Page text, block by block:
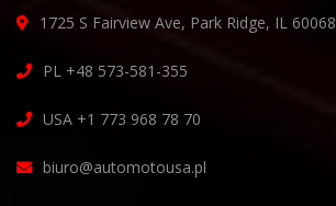
1725 S Fairview Ave, Park Ridge, IL 60068
PL +48 573-581-355
USA +1 773 968 78 70
biuro@automotousa.pl